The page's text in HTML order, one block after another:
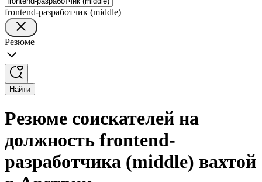
frontend-разработчик (middle)
Резюме
Найти
Резюме соискателей на
должность frontend-
разработчика (middle) вахтой